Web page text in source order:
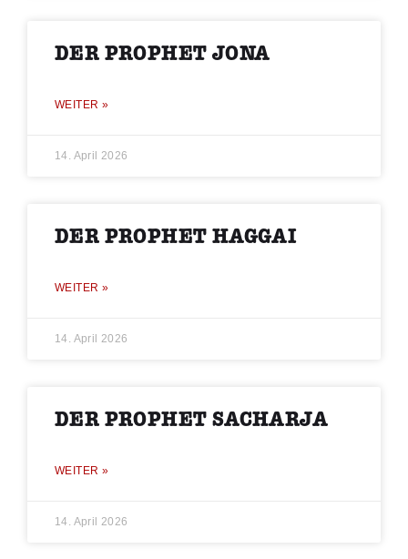
DER PROPHET JONA
WEITER »
14. April 2026
DER PROPHET HAGGAI
WEITER »
14. April 2026
DER PROPHET SACHARJA
WEITER »
14. April 2026